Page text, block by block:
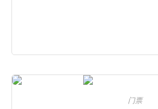
立即预订
门票